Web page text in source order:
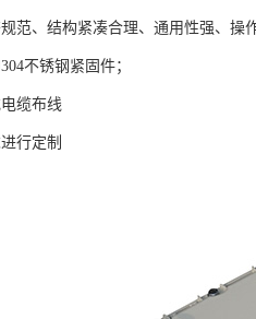
范、结构紧凑合理、通用性强、操
不锈钢紧固件；
缆布线
行定制